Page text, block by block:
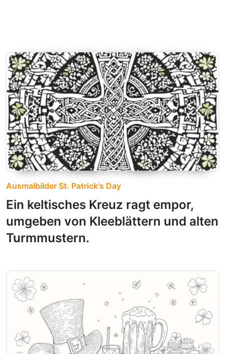
Ausmalbilder St. Patrick's Day
Ein keltisches Kreuz ragt empor,
umgeben von Kleeblättern und alten
Turmmustern.